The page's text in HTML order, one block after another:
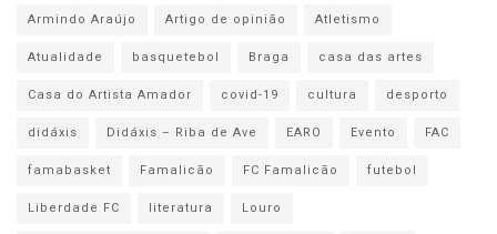
Armindo Araújo Artigo de opinião
Atletismo
Atualidade
basquetebol Braga
casa das artes
Casa do Artista Amador
covid-19 cultura
desporto
didáxis
Didáxis – Riba de Ave EARO Evento
FAC
famabasket
Famalicão FC Famalicão
futebol
Liberdade FC
literatura
Louro